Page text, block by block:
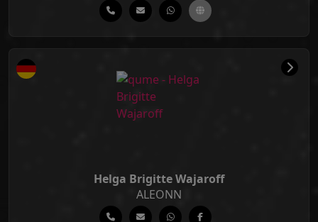
Helga Brigitte Wajaroff
ALEONN